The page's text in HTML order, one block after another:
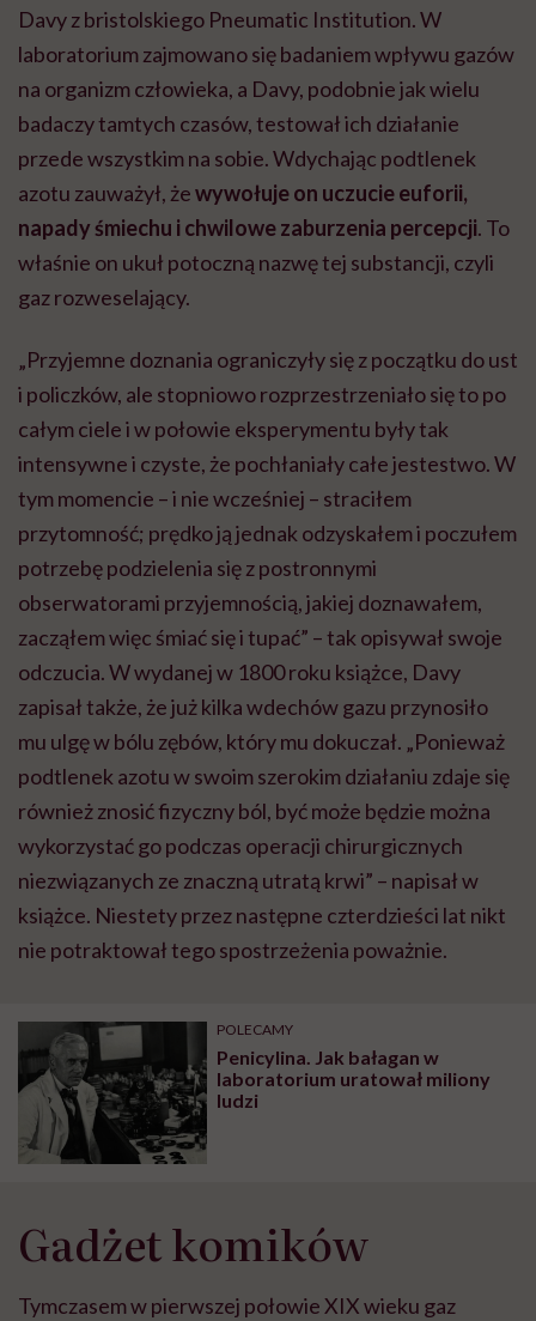
Davy z bristolskiego Pneumatic Institution. W
laboratorium zajmowano się badaniem wpływu gazów
na organizm człowieka, a Davy, podobnie jak wielu
badaczy tamtych czasów, testował ich działanie
przede wszystkim na sobie. Wdychając podtlenek
azotu zauważył, żewywołuje on uczucie euforii,
napady śmiechu i chwilowe zaburzenia percepcji. To
właśnie on ukuł potoczną nazwę tej substancji, czyli
gaz rozweselający.
„Przyjemne doznania ograniczyły się z początku do ust
i policzków, ale stopniowo rozprzestrzeniało się to po
całym ciele i w połowie eksperymentu były tak
intensywne i czyste, że pochłaniały całe jestestwo. W
tym momencie – i nie wcześniej – straciłem
przytomność; prędko ją jednak odzyskałem i poczułem
potrzebę podzielenia się z postronnymi
obserwatorami przyjemnością, jakiej doznawałem,
zacząłem więc śmiać się i tupać” – tak opisywał swoje
odczucia. W wydanej w 1800 roku książce, Davy
zapisał także, że już kilka wdechów gazu przynosiło
mu ulgę w bólu zębów, który mu dokuczał. „Ponieważ
podtlenek azotu w swoim szerokim działaniu zdaje się
również znosić fizyczny ból, być może będzie można
wykorzystać go podczas operacji chirurgicznych
niezwiązanych ze znaczną utratą krwi” – napisał w
książce. Niestety przez następne czterdzieści lat nikt
nie potraktował tego spostrzeżenia poważnie.
POLECAMY
Penicylina. Jak bałagan w
laboratorium uratował miliony
ludzi
Gadżet komików
Tymczasem w pierwszej połowie XIX wieku gaz